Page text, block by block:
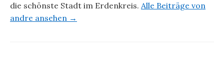
die schönste Stadt im Erdenkreis. Alle Beiträge von
andre ansehen →